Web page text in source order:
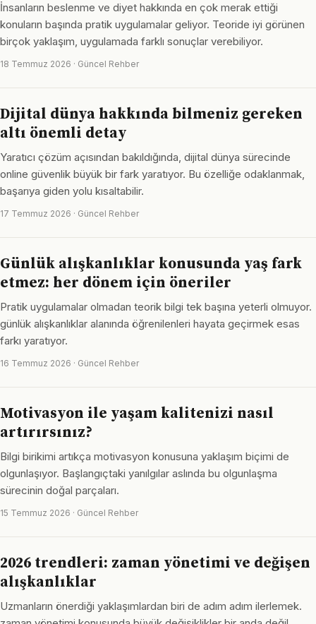
İnsanların beslenme ve diyet hakkında en çok merak ettiği
konuların başında pratik uygulamalar geliyor. Teoride iyi görünen
birçok yaklaşım, uygulamada farklı sonuçlar verebiliyor.
18 Temmuz 2026 · Güncel Rehber
Dijital dünya hakkında bilmeniz gereken
altı önemli detay
Yaratıcı çözüm açısından bakıldığında, dijital dünya sürecinde
online güvenlik büyük bir fark yaratıyor. Bu özelliğe odaklanmak,
başarıya giden yolu kısaltabilir.
17 Temmuz 2026 · Güncel Rehber
Günlük alışkanlıklar konusunda yaş fark
etmez: her dönem için öneriler
Pratik uygulamalar olmadan teorik bilgi tek başına yeterli olmuyor.
günlük alışkanlıklar alanında öğrenilenleri hayata geçirmek esas
farkı yaratıyor.
16 Temmuz 2026 · Güncel Rehber
Motivasyon ile yaşam kalitenizi nasıl
artırırsınız?
Bilgi birikimi artıkça motivasyon konusuna yaklaşım biçimi de
olgunlaşıyor. Başlangıçtaki yanılgılar aslında bu olgunlaşma
sürecinin doğal parçaları.
15 Temmuz 2026 · Güncel Rehber
2026 trendleri: zaman yönetimi ve değişen
alışkanlıklar
Uzmanların önerdiği yaklaşımlardan biri de adım adım ilerlemek.